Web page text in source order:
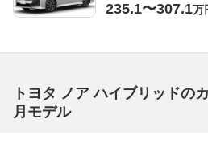
235.1〜307.1万
トヨタ ノア ハイブリッドの
月モデル